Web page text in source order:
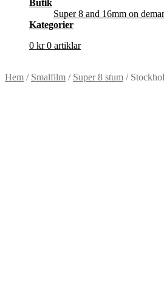
Butik
Super 8 and 16mm on
Kategorier
0 kr 0 artiklar
Hem / Smalfilm / Super 8 stum /